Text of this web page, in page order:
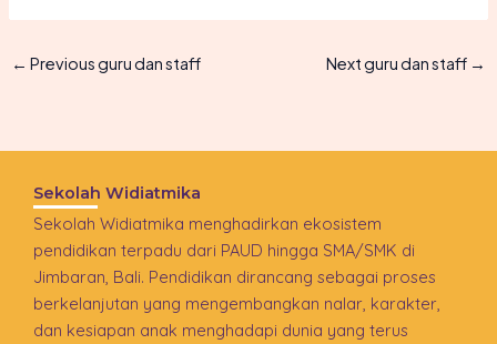
← Previous guru dan staff Next guru dan staff →
Sekolah Widiatmika
Sekolah Widiatmika menghadirkan ekosistem
pendidikan terpadu dari PAUD hingga SMA/SMK di
Jimbaran, Bali. Pendidikan dirancang sebagai proses
berkelanjutan yang mengembangkan nalar, karakter,
dan kesiapan anak menghadapi dunia yang terus